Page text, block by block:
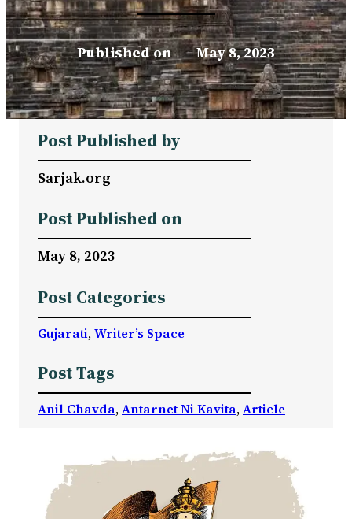
Published on – May 8, 2023
Post Published by
Sarjak.org
Post Published on
May 8, 2023
Post Categories
Gujarati, Writer’s Space
Post Tags
Anil Chavda, Antarnet Ni Kavita, Article